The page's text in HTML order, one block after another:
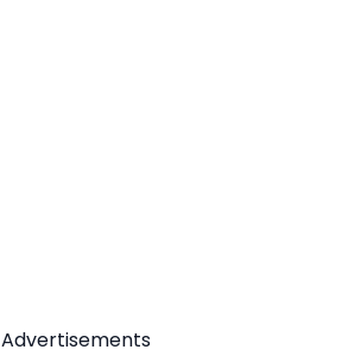
Advertisements